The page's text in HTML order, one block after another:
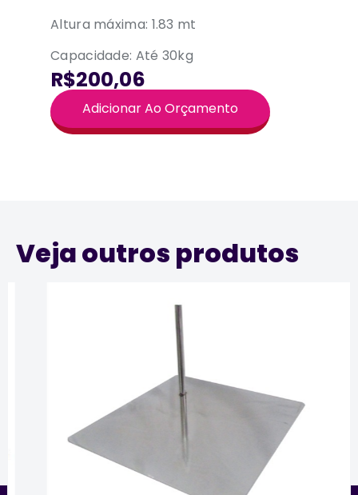
Altura máxima: 1.83 mt
Capacidade: Até 30kg
R$200,06
Adicionar Ao Orçamento
Veja outros produtos